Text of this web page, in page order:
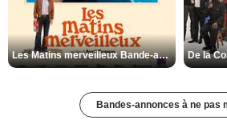
Les Matins merveilleux Bande-annonce VF
Bandes-annonces à ne pas